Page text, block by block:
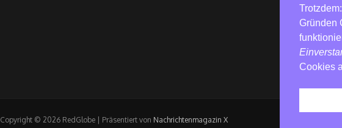
Copyright © 2026 RedGlobe | Präsentiert von Nachrichtenmagazin X
Gründen
Cookies